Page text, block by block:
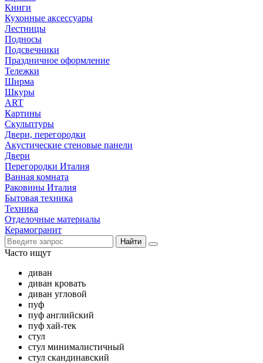
Книги
Кухонные аксессуары
Лестницы
Подносы
Подсвечники
Праздничное оформление
Тележки
Ширма
Шкуры
ART
Картины
Скульптуры
Двери, перегородки
Акустические стеновые панели
Двери
Перегородки Италия
Ванная комната
Раковины Италия
Бытовая техника
Техника
Отделочные материалы
Керамогранит
Найти
Часто ищут
диван
диван кровать
диван угловой
пуф
пуф английский
пуф хай-тек
стул
стул минималистичный
стул скандинавский